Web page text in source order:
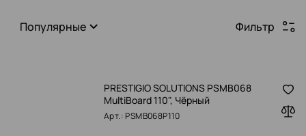
Популярные Фильтр
PRESTIGIO SOLUTIONS PSMB068
MultiBoard 110", Чёрный
Арт.: PSMB068P110